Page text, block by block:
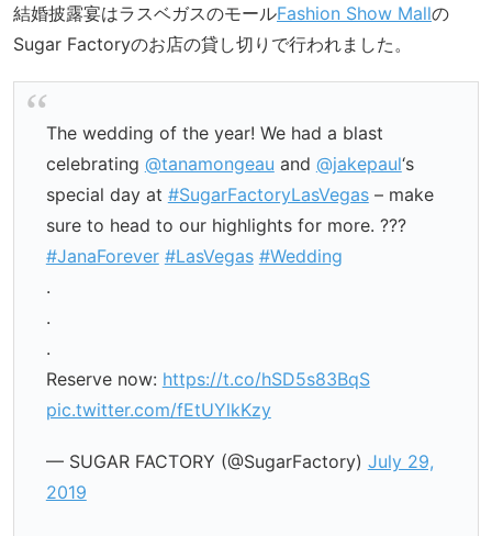
結婚披露宴はラスベガスのモールFashion Show Mallの
Sugar Factoryのお店の貸し切りで行われました。
The wedding of the year! We had a blast
celebrating @tanamongeau and @jakepaul‘s
special day at #SugarFactoryLasVegas– make
sure to head to our highlights for more. ???
#JanaForever #LasVegas #Wedding
.
.
.
Reserve now: https://t.co/hSD5s83BqS
pic.twitter.com/fEtUYlkKzy
— SUGAR FACTORY (@SugarFactory) July 29,
2019